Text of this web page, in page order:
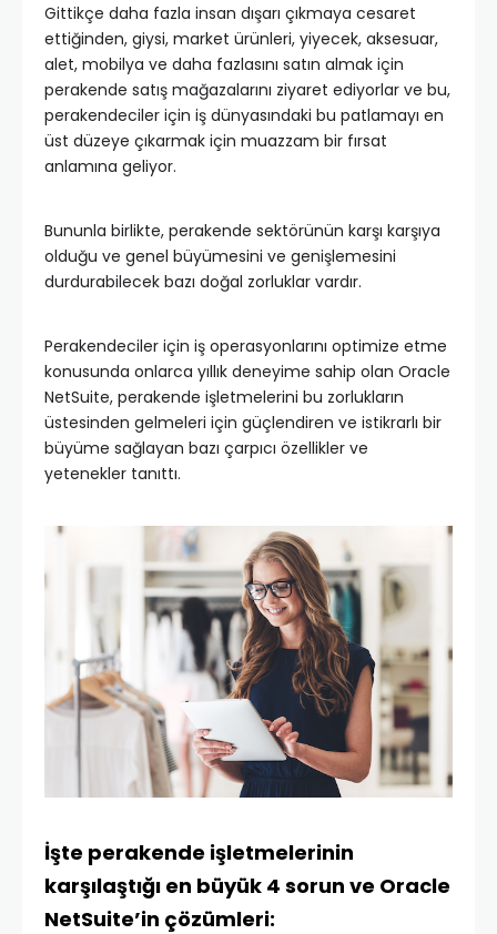
Gittikçe daha fazla insan dışarı çıkmaya cesaret
ettiğinden, giysi, market ürünleri, yiyecek, aksesuar,
alet, mobilya ve daha fazlasını satın almak için
perakende satış mağazalarını ziyaret ediyorlar ve bu,
perakendeciler için iş dünyasındaki bu patlamayı en
üst düzeye çıkarmak için muazzam bir fırsat
anlamına geliyor.
Bununla birlikte, perakende sektörünün karşı karşıya
olduğu ve genel büyümesini ve genişlemesini
durdurabilecek bazı doğal zorluklar vardır.
Perakendeciler için iş operasyonlarını optimize etme
konusunda onlarca yıllık deneyime sahip olan Oracle
NetSuite, perakende işletmelerini bu zorlukların
üstesinden gelmeleri için güçlendiren ve istikrarlı bir
büyüme sağlayan bazı çarpıcı özellikler ve
yetenekler tanıttı.
İşte perakende işletmelerinin
karşılaştığı en büyük 4 sorun ve Oracle
NetSuite’in çözümleri: